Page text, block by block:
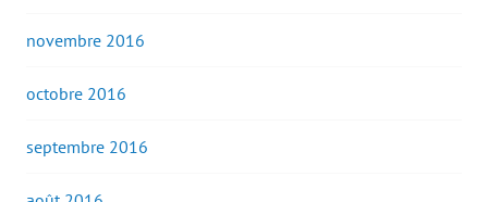
novembre 2016
octobre 2016
septembre 2016